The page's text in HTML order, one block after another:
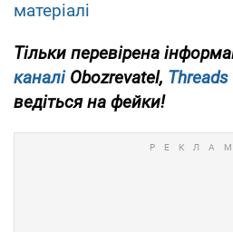
матеріалі
Тільки перевірена
каналіObozrevatel, Threads
ведіться на фейки!